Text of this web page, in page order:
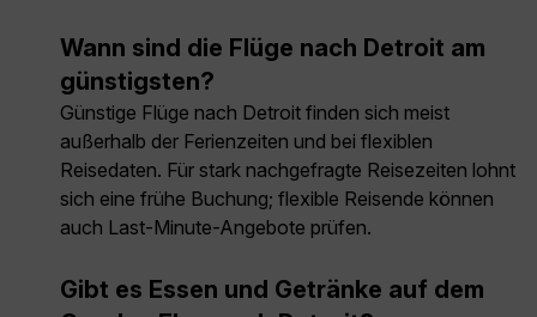
Wann sind die Flüge nach Detroit am
günstigsten?
Günstige Flüge nach Detroit finden sich meist
außerhalb der Ferienzeiten und bei flexiblen
Reisedaten. Für stark nachgefragte Reisezeiten lohnt
sich eine frühe Buchung; flexible Reisende können
auch Last-Minute-Angebote prüfen.
Gibt es Essen und Getränke auf dem